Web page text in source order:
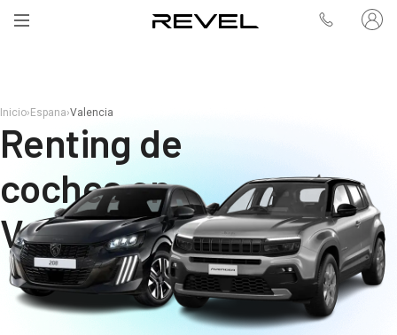
Inicio› Espana›Valencia
Renting de
coches en
Valencia